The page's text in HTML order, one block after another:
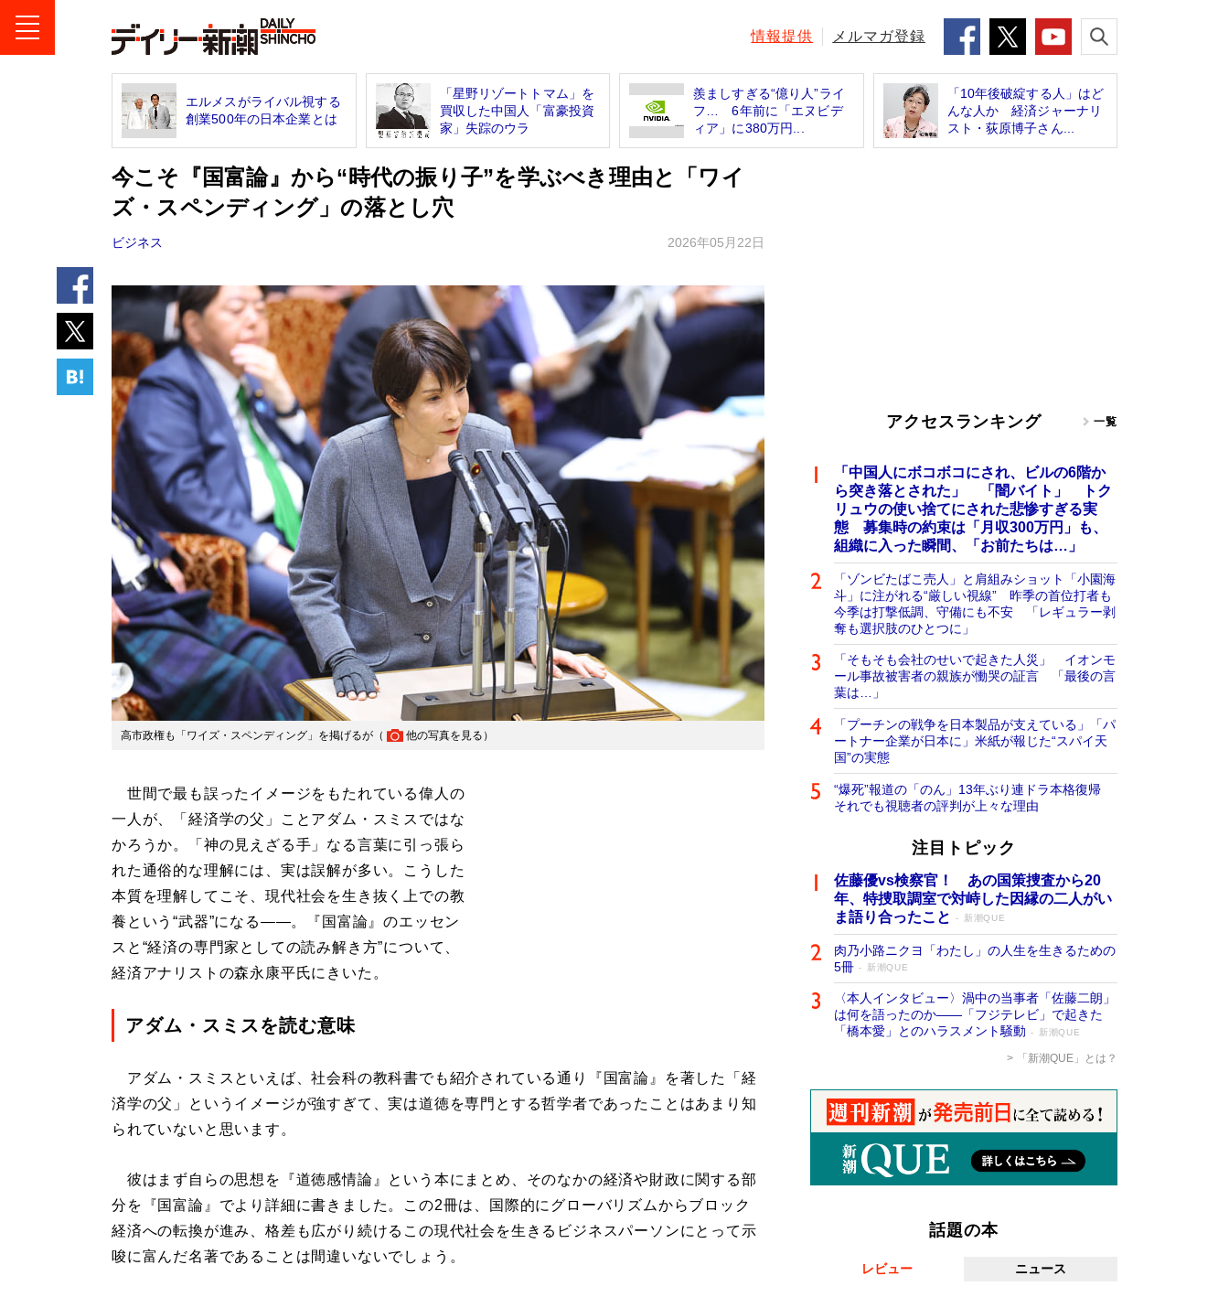
情報提供 メルマガ登録
エルメスがライバル視する
創業500年の日本企業とは
「星野リゾートトマム」を
買収した中国人「富豪投資
家」失踪のウラ
羨ましすぎる“億り人”ライ
フ… 6年前に「エヌビデ
ィア」に380万円...
「10年後破綻する人」はど
んな人か 経済ジャーナリ
スト・荻原博子さん...
今こそ『国富論』から“時代の振り子”を学ぶべき理由と「ワイ
ズ・スペンディング」の落とし穴
ビジネス 2026年05月22日
高市政権も「ワイズ・スペンディング」を掲げるが（ 他の写真を見る ）
世間で最も誤ったイメージをもたれている偉人の
一人が、「経済学の父」ことアダム・スミスではな
かろうか。「神の見えざる手」なる言葉に引っ張ら
れた通俗的な理解には、実は誤解が多い。こうした
本質を理解してこそ、現代社会を生き抜く上での教
養という“武器”になる――。『国富論』のエッセン
スと“経済の専門家としての読み解き方”について、
経済アナリストの森永康平氏にきいた。
アダム・スミスを読む意味
アダム・スミスといえば、社会科の教科書でも紹介されている通り『国富論』を著した「経
済学の父」というイメージが強すぎて、実は道徳を専門とする哲学者であったことはあまり知
られていないと思います。
彼はまず自らの思想を『道徳感情論』という本にまとめ、そのなかの経済や財政に関する部
分を『国富論』でより詳細に書きました。この2冊は、国際的にグローバリズムからブロック
経済への転換が進み、格差も広がり続けるこの現代社会を生きるビジネスパーソンにとって示
唆に富んだ名著であることは間違いないでしょう。
アクセスランキング 一覧
「中国人にボコボコにされ、ビルの6階か
ら突き落とされた」 「闇バイト」 トク
リュウの使い捨てにされた悲惨すぎる実
態 募集時の約束は「月収300万円」も、
組織に入った瞬間、「お前たちは…」
「ゾンビたばこ売人」と肩組みショット「小園海
斗」に注がれる“厳しい視線” 昨季の首位打者も
今季は打撃低調、守備にも不安 「レギュラー剥
奪も選択肢のひとつに」
「そもそも会社のせいで起きた人災」 イオンモ
ール事故被害者の親族が慟哭の証言 「最後の言
葉は…」
「プーチンの戦争を日本製品が支えている」「パ
ートナー企業が日本に」米紙が報じた“スパイ天
国”の実態
“爆死”報道の「のん」13年ぶり連ドラ本格復帰
それでも視聴者の評判が上々な理由
注目トピック
佐藤優vs検察官！ あの国策捜査から20
年、特捜取調室で対峙した因縁の二人がい
ま語り合ったこと
新潮QUE
肉乃小路ニクヨ「わたし」の人生を生きるための
5冊
新潮QUE
〈本人インタビュー〉渦中の当事者「佐藤二朗」
は何を語ったのか――「フジテレビ」で起きた
「橋本愛」とのハラスメント騒動
新潮QUE
「新潮QUE」とは？
話題の本
レビュー ニュース